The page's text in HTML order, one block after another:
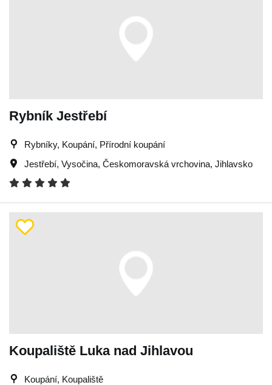
Rybník Jestřebí
Rybníky, Koupání, Přírodní koupání
Jestřebí, Vysočina, Českomoravská vrchovina, Jihlavsko
Koupaliště Luka nad Jihlavou
Koupání, Koupaliště